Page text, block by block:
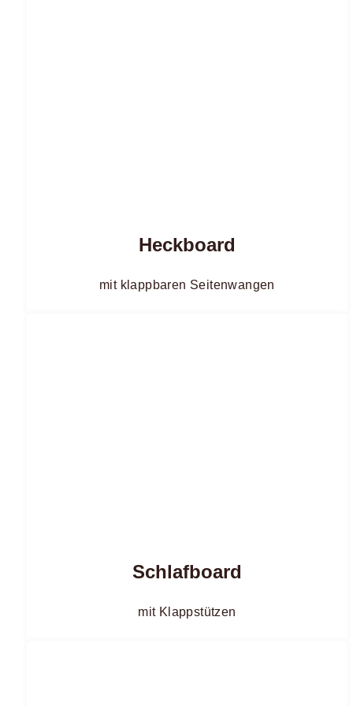
Heckboard
mit klappbaren Seitenwangen
Schlafboard
mit Klappstützen